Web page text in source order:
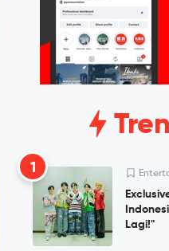
1
Lagi!"